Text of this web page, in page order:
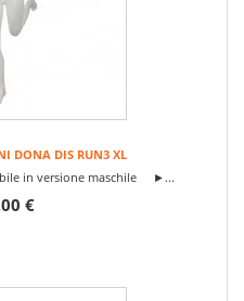
DONA DIS RUN3 XL
in versione maschile ►...
€